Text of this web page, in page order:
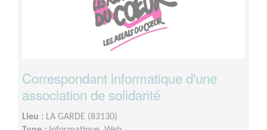
Correspondant informatique d'une
association de solidarité
Lieu : LA GARDE (83130)